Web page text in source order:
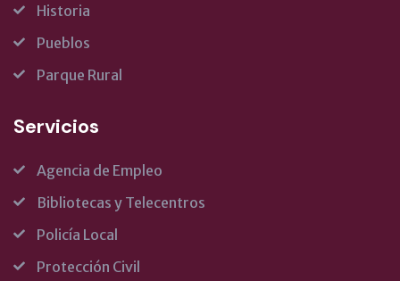
Historia
Pueblos
Parque Rural
Servicios
Agencia de Empleo
Bibliotecas y Telecentros
Policía Local
Protección Civil